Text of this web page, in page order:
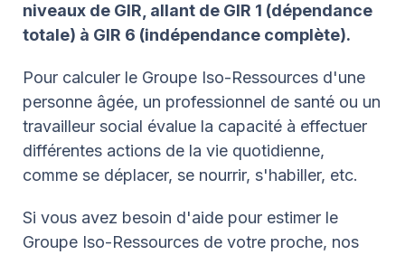
niveaux de GIR, allant de GIR 1 (dépendance
totale) à GIR 6 (indépendance complète).
Pour calculer le Groupe Iso-Ressources d'une
personne âgée, un professionnel de santé ou un
travailleur social évalue la capacité à effectuer
différentes actions de la vie quotidienne,
comme se déplacer, se nourrir, s'habiller, etc.
Si vous avez besoin d'aide pour estimer le
Groupe Iso-Ressources de votre proche, nos